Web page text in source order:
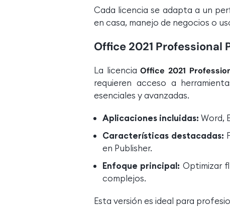
Cada licencia se adapta a un
en casa, manejo de negocios o
Office 2021 Professional
La licenciaOffice 2021
requieren acceso a
esenciales y avanzadas.
Aplicaciones incluidas: Word,
Características destacadas:
en Publisher.
Enfoque principal: Optimizar
complejos.
Esta versión es ideal para